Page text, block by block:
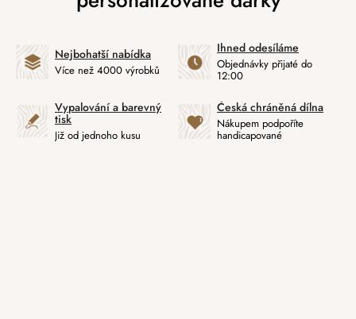
Nejbohatší nabídka
Více než 4000 výrobků
Ihned odesíláme
Objednávky přijaté do
12:00
Vypalování a barevný
tisk
Již od jednoho kusu
Česká chráněná dílna
Nákupem podpoříte
handicapované